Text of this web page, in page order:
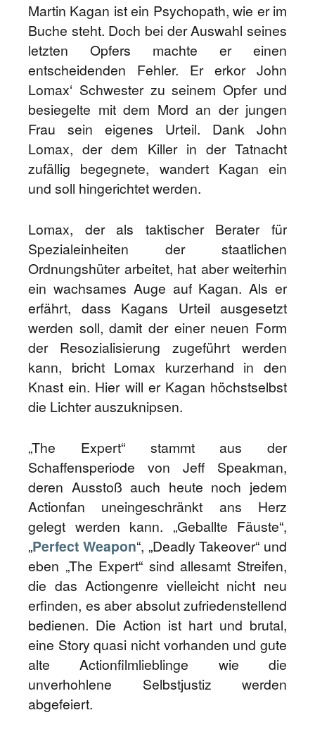
Martin Kagan ist ein Psychopath, wie er im
Buche steht. Doch bei der Auswahl seines
letzten Opfers machte er einen
entscheidenden Fehler. Er erkor John
Lomax‘ Schwester zu seinem Opfer und
besiegelte mit dem Mord an der jungen
Frau sein eigenes Urteil. Dank John
Lomax, der dem Killer in der Tatnacht
zufällig begegnete, wandert Kagan ein
und soll hingerichtet werden.
Lomax, der als taktischer Berater für
Spezialeinheiten der staatlichen
Ordnungshüter arbeitet, hat aber weiterhin
ein wachsames Auge auf Kagan. Als er
erfährt, dass Kagans Urteil ausgesetzt
werden soll, damit der einer neuen Form
der Resozialisierung zugeführt werden
kann, bricht Lomax kurzerhand in den
Knast ein. Hier will er Kagan höchstselbst
die Lichter auszuknipsen.
„The Expert“ stammt aus der
Schaffensperiode von Jeff Speakman,
deren Ausstoß auch heute noch jedem
Actionfan uneingeschränkt ans Herz
gelegt werden kann. „Geballte Fäuste“,
„Perfect Weapon“, „Deadly Takeover“ und
eben „The Expert“ sind allesamt Streifen,
die das Actiongenre vielleicht nicht neu
erfinden, es aber absolut zufriedenstellend
bedienen. Die Action ist hart und brutal,
eine Story quasi nicht vorhanden und gute
alte Actionfilmlieblinge wie die
unverhohlene Selbstjustiz werden
abgefeiert.